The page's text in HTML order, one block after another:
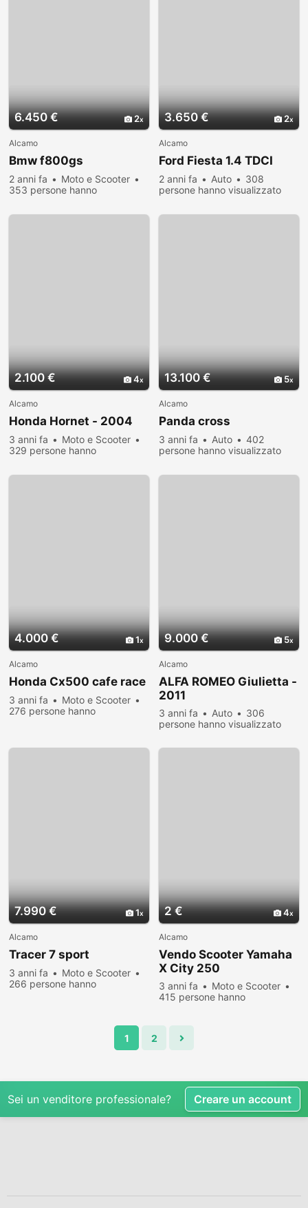
6.450 € 2
Alcamo
Bmw f800gs
2 anni fa
Moto e Scooter
353 persone hanno
3.650 € 2
Alcamo
Ford Fiesta 1.4 TDCI
2 anni fa Auto
308
persone hanno visualizzato
2.100 € 4
Alcamo
Honda Hornet - 2004
3 anni fa
Moto e Scooter
329 persone hanno
13.100 € 5
Alcamo
Panda cross
3 anni fa Auto
402
persone hanno visualizzato
4.000 € 1
Alcamo
Honda Cx500 cafe race
3 anni fa
Moto e Scooter
276 persone hanno
9.000 € 5
Alcamo
ALFA ROMEO Giulietta -
2011
3 anni fa Auto
306
persone hanno visualizzato
7.990 € 1
Alcamo
Tracer 7 sport
3 anni fa
Moto e Scooter
266 persone hanno
2 € 4
Alcamo
Vendo Scooter Yamaha
X City 250
3 anni fa
Moto e Scooter
415 persone hanno
1 2
Sei un venditore professionale? Creare un account